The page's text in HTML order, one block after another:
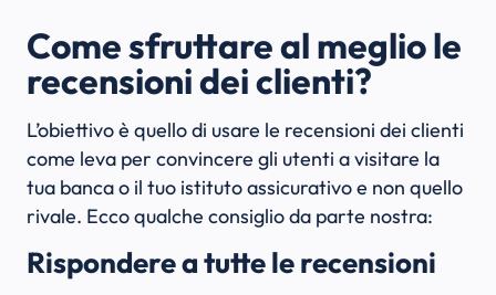
Come sfruttare al meglio le
recensioni dei clienti?
L’obiettivo è quello di usare le recensioni dei clienti
come leva per convincere gli utenti a visitare la
tua banca o il tuo istituto assicurativo e non quello
rivale. Ecco qualche consiglio da parte nostra:
Rispondere a tutte le recensioni